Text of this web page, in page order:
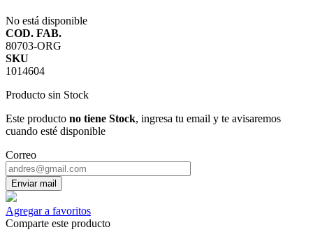
No está disponible
COD. FAB.
80703-ORG
SKU
1014604
Producto sin Stock
Este producto no tiene Stock, ingresa tu email y te avisaremos
cuando esté disponible
Correo
Enviar mail
Agregar a favoritos
Comparte este producto